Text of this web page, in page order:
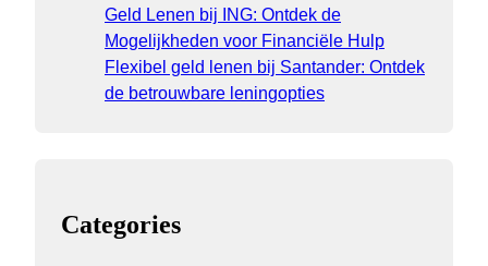
Geld Lenen bij ING: Ontdek de
Mogelijkheden voor Financiële Hulp
Flexibel geld lenen bij Santander: Ontdek
de betrouwbare leningopties
Categories